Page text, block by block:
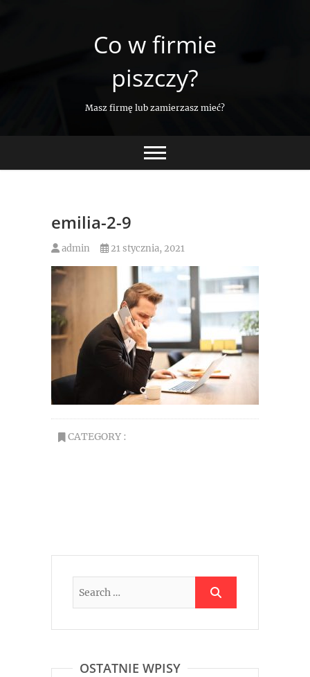
Co w firmie
piszczy?
Masz firmę lub zamierzasz mieć?
emilia-2-9
admin 21 stycznia, 2021
CATEGORY :
OSTATNIE WPISY